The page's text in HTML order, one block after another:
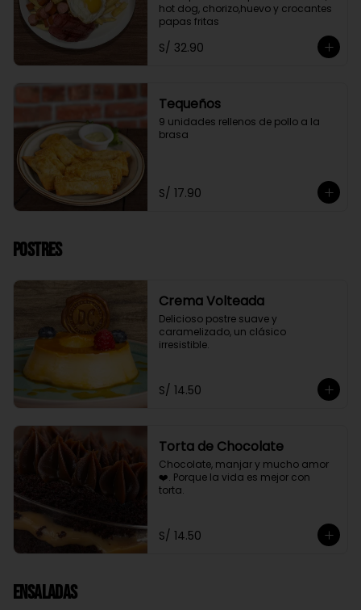
hot dog, chorizo,huevo y crocantes
papas fritas
S/ 32.90
Tequeños
9 unidades rellenos de pollo a la
brasa
S/ 17.90
Postres
Crema Volteada
Delicioso postre suave y
caramelizado, un clásico
irresistible.
S/ 14.50
Torta de Chocolate
Chocolate, manjar y mucho amor
❤️. Porque la vida es mejor con
torta.
S/ 14.50
Ensaladas